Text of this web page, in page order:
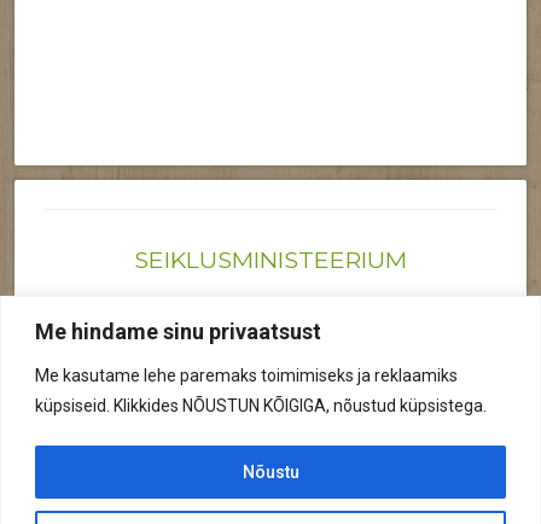
Me hindame sinu privaatsust
Me kasutame lehe paremaks toimimiseks ja reklaamiks
küpsiseid. Klikkides NÕUSTUN KÕIGIGA, nõustud küpsistega.
Nõustu
SEIKLUSMINISTEERIUM
Reg nr: 12041719